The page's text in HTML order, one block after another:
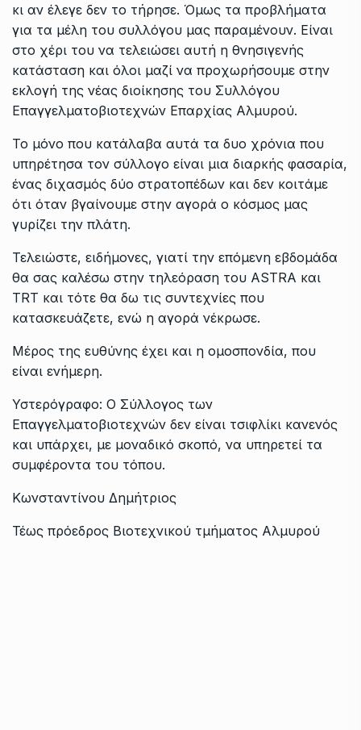
κι αν έλεγε δεν το τήρησε. Όμως τα προβλήματα
για τα μέλη του συλλόγου μας παραμένουν. Είναι
στο χέρι του να τελειώσει αυτή η θνησιγενής
κατάσταση και όλοι μαζί να προχωρήσουμε στην
εκλογή της νέας διοίκησης του Συλλόγου
Επαγγελματοβιοτεχνών Επαρχίας Αλμυρού.
Το μόνο που κατάλαβα αυτά τα δυο χρόνια που
υπηρέτησα τον σύλλογο είναι μια διαρκής φασαρία,
ένας διχασμός δύο στρατοπέδων και δεν κοιτάμε
ότι όταν βγαίνουμε στην αγορά ο κόσμος μας
γυρίζει την πλάτη.
Τελειώστε, ειδήμονες, γιατί την επόμενη εβδομάδα
θα σας καλέσω στην τηλεόραση του ASTRA και
TRT και τότε θα δω τις συντεχνίες που
κατασκευάζετε, ενώ η αγορά νέκρωσε.
Μέρος της ευθύνης έχει και η ομοσπονδία, που
είναι ενήμερη.
Υστερόγραφο: Ο Σύλλογος των
Επαγγελματοβιοτεχνών δεν είναι τσιφλίκι κανενός
και υπάρχει, με μοναδικό σκοπό, να υπηρετεί τα
συμφέροντα του τόπου.
Κωνσταντίνου Δημήτριος
Τέως πρόεδρος Βιοτεχνικού τμήματος Αλμυρού